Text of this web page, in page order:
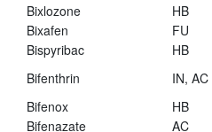
Bixlozone
HB
Bixafen
FU
Bispyribac
HB
Bifenthrin
IN, AC
Bifenox
HB
Bifenazate
AC